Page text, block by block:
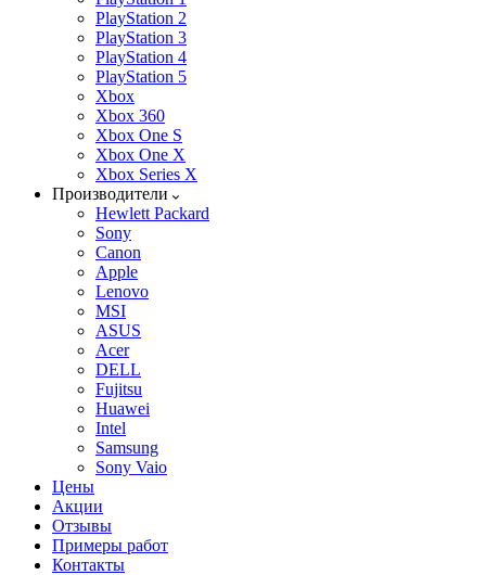
PlayStation 2
PlayStation 3
PlayStation 4
PlayStation 5
Xbox
Xbox 360
Xbox One S
Xbox One X
Xbox Series X
Производители
Hewlett Packard
Sony
Canon
Apple
Lenovo
MSI
ASUS
Acer
DELL
Fujitsu
Huawei
Intel
Samsung
Sony Vaio
Цены
Акции
Отзывы
Примеры работ
Контакты